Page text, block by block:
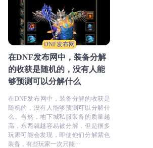
DNF发布网
在DNF发布网中，装备分解
的收获是随机的，没有人能
够预测可以分解什么
在DNF发布网中，装备分解的收获是
随机的，没有人能够预测可以分解什
么。当然，地下城私服装备的质量越
高，东西就越容易被分解，但是很多
玩家可能会发现，即使他们分解紫色
装备，有些玩家一次只能···